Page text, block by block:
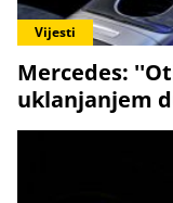
Vijesti
Mercedes:
uklanjanjem